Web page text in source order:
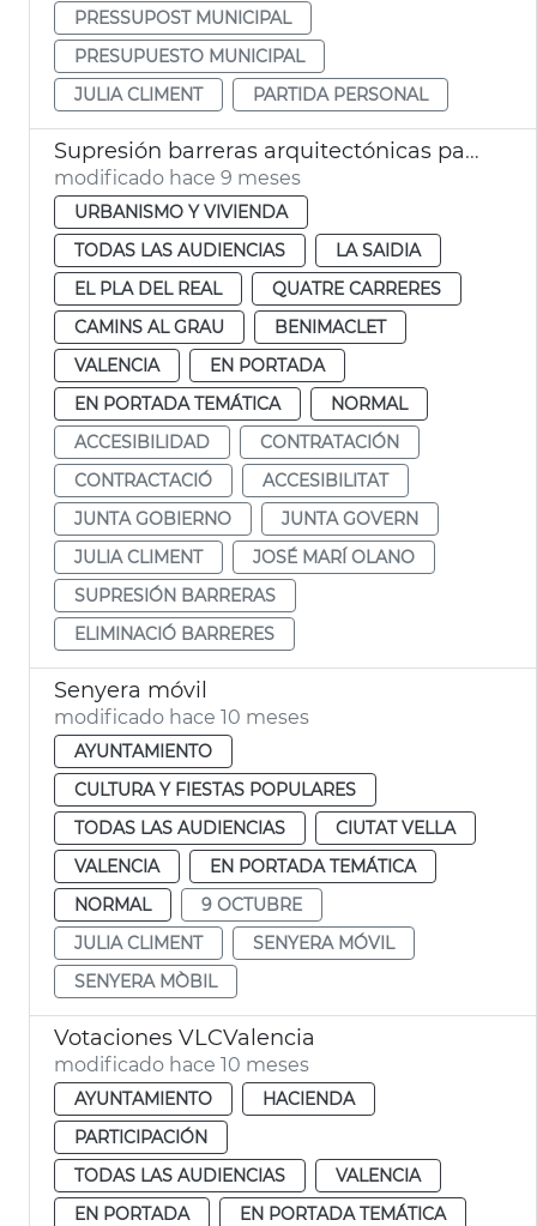
PRESSUPOST MUNICIPAL
PRESUPUESTO MUNICIPAL
JULIA CLIMENT
PARTIDA PERSONAL
Supresión barreras arquitectónicas paso de peatones València
modificado hace 9 meses
URBANISMO Y VIVIENDA
TODAS LAS AUDIENCIAS
LA SAIDIA
EL PLA DEL REAL
QUATRE CARRERES
CAMINS AL GRAU
BENIMACLET
VALENCIA
EN PORTADA
EN PORTADA TEMÁTICA
NORMAL
ACCESIBILIDAD
CONTRATACIÓN
CONTRACTACIÓ
ACCESIBILITAT
JUNTA GOBIERNO
JUNTA GOVERN
JULIA CLIMENT
JOSÉ MARÍ OLANO
SUPRESIÓN BARRERAS
ELIMINACIÓ BARRERES
Senyera móvil
modificado hace 10 meses
AYUNTAMIENTO
CULTURA Y FIESTAS POPULARES
TODAS LAS AUDIENCIAS
CIUTAT VELLA
VALENCIA
EN PORTADA TEMÁTICA
NORMAL
9 OCTUBRE
JULIA CLIMENT
SENYERA MÓVIL
SENYERA MÒBIL
Votaciones VLCValencia
modificado hace 10 meses
AYUNTAMIENTO
HACIENDA
PARTICIPACIÓN
TODAS LAS AUDIENCIAS
VALENCIA
EN PORTADA
EN PORTADA TEMÁTICA